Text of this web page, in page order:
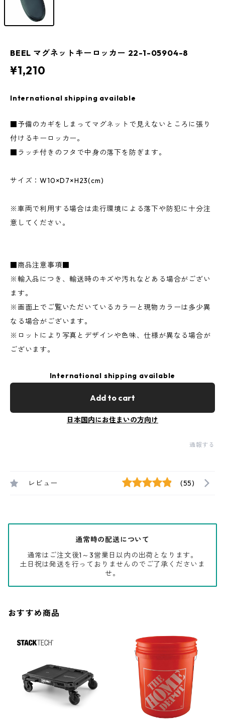
BEEL マグネットキーロッカー 22-1-05904-8
¥1,210
International shipping available
■予備のカギをしまってマグネットで見えないところに張り
付けるキーロッカー。
■ラッチ付きのフタで中身の落下を防ぎます。
サイズ：W10×D7×H23(cm)
※車両で利用する場合は走行環境による落下や防犯に十分注
意してください。
■商品注意事項■
※輸入品につき、輸送時のキズや汚れなどある場合がござい
ます。
※画面上でご覧いただいているカラーと現物カラーは多少異
なる場合がございます。
※ロットにより写真とデザインや色味、仕様が異なる場合が
ございます。
International shipping available
Add to cart
日本国内にお住まいの方向け
通報する
レビュー (55)
通常時の配送について
通常はご注文後1～3営業日以内の出荷となります。
土日祝は発送を行っておりませんのでご了承くださいま
せ。
おすすめ商品